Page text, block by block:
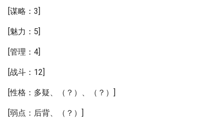
[谋略：3]
[魅力：5]
[管理：4]
[战斗：12]
[性格：多疑、（？）、（？）]
[弱点：后背、（？）]